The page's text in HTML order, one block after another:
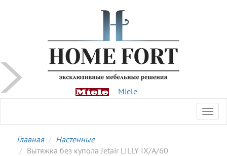
Miele
Главная
Настенные
Вытяжка без купола Jetair LILLY IX/A/60